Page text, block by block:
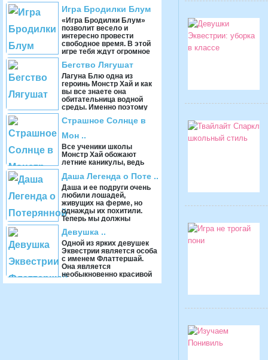
верного коня, который
шкурой чувствует, что
нужно ...
Игра Бродилки Блум
«Игра Бродилки Блум»
позволит весело и
интересно провести
свободное время. В этой
игре тебя ждут огромное
Бегство Лягушат
Лагуна Блю одна из
героинь Монстр Хай и как
вы все знаете она
обитательница водной
среды. Именно поэтому
равнодушие ...
Страшное Солнце в
Мон ..
Все ученики школы
Монстр Хай обожают
летние каникулы, ведь
целыми днями отдыхать,
забыть про уроки и просто
про ...
Даша Легенда о Поте ..
Даша и ее подруги очень
любили лошадей,
живущих на ферме, но
однажды их похитили.
Теперь мы должны
приключение и спа ...
Девушка ..
Одной из ярких девушек
Эквестрии является особа
с именем Флаттершай.
Она является
необыкновенно красивой
девушкой, которой